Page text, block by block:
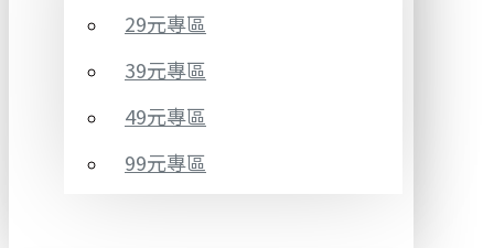
29元專區
39元專區
49元專區
99元專區